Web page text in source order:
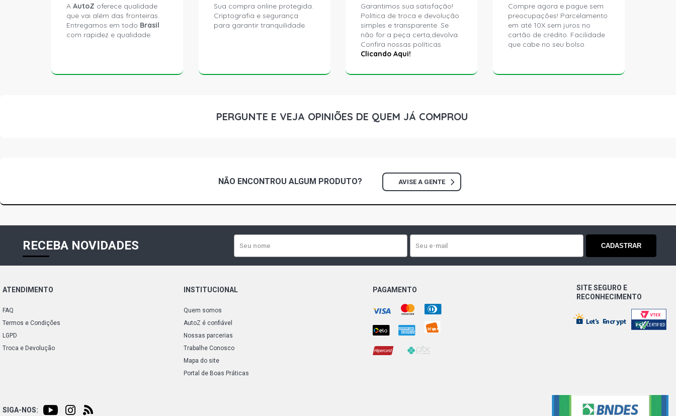
A AutoZ oferece qualidade
que vai além das fronteiras.
Entregamos em todo Brasil
com rapidez e qualidade.
Sua compra online protegida.
Criptografia e segurança
para garantir tranquilidade.
Garantimos sua satisfação!
Política de troca e devolução
simples e transparente. Se
não for a peça certa,devolva.
Confira nossas políticas
Clicando Aqui!
Compre agora e pague sem
preocupações! Parcelamento
em até 10X sem juros no
cartão de crédito. Facilidade
que cabe no seu bolso.
PERGUNTE E VEJA OPINIÕES DE QUEM JÁ COMPROU
NÃO ENCONTROU ALGUM PRODUTO? AVISE A GENTE
RECEBA NOVIDADES CADASTRAR
ATENDIMENTO
FAQ
Termos e Condições
LGPD
Troca e Devolução
INSTITUCIONAL
Quem somos
AutoZ é confiável
Nossas parcerias
Trabalhe Conosco
Mapa do site
Portal de Boas Práticas
PAGAMENTO
SITE SEGURO E
RECONHECIMENTO
SIGA-NOS: